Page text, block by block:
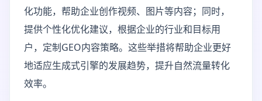
化功能，帮助企业创作视频、图片等内容；同时，
提供个性化优化建议，根据企业的行业和目标用
户，定制GEO内容策略。这些举措将帮助企业更好
地适应生成式引擎的发展趋势，提升自然流量转化
效率。